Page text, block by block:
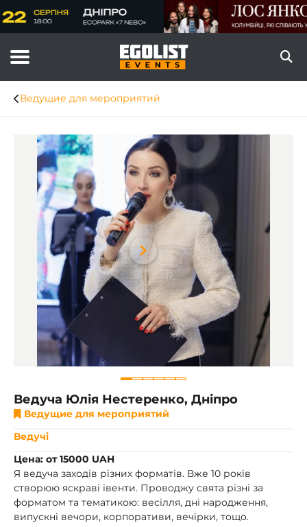
Ведущие для мероприятий
Item
of
6
Ведуча Юлія Нестеренко, Дніпро
Ведущие для мероприятий
Ведучі
Цена: от 15000 UAH
Я ведуча заходів різних форматів. Вже 10 років
створюю яскраві івенти. Проводжу свята різні за
форматом та тематикою: весілля, дні народження,
випускні вечори, корпоративи, вечірки, тощо.